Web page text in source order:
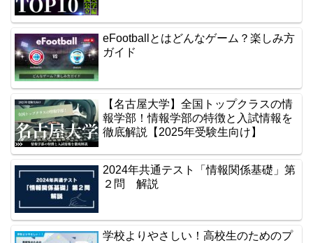
eFootballとはどんなゲーム？楽しみ方
ガイド
【名古屋大学】全国トップクラスの情
報学部！情報学部の特徴と入試情報を
徹底解説【2025年受験生向け】
2024年共通テスト「情報関係基礎」第
２問 解説
学校よりやさしい！高校生のためのプ